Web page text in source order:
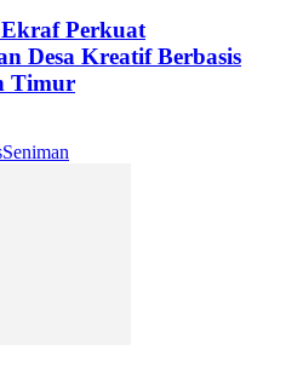
Perkuat
Desa Kreatif Berbasis
Timur
Seniman